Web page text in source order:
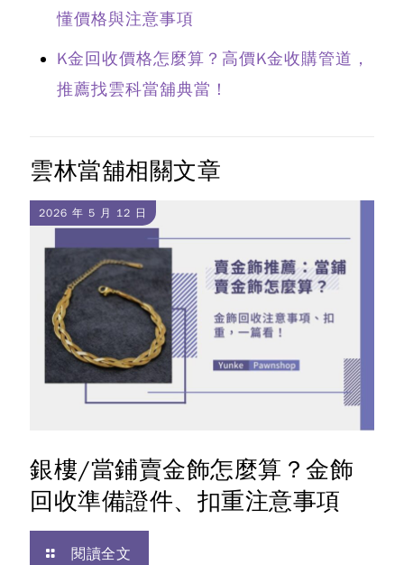
懂價格與注意事項
K金回收價格怎麼算？高價K金收購管道，
推薦找雲科當舖典當！
雲林當舖相關文章
2026 年 5 月 12 日
銀樓/當鋪賣金飾怎麼算？金飾
回收準備證件、扣重注意事項
閱讀全文